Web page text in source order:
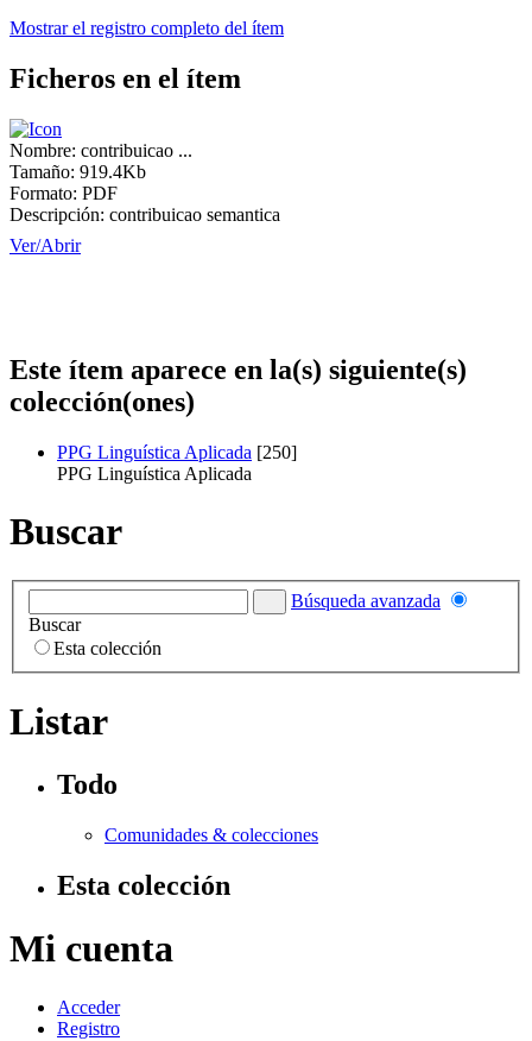
Mostrar el registro completo del ítem
Ficheros en el ítem
Nombre: contribuicao ...
Tamaño: 919.4Kb
Formato: PDF
Descripción: contribuicao semantica
Ver/Abrir
Este ítem aparece en la(s) siguiente(s)
colección(ones)
PPG Linguística Aplicada [250]
PPG Linguística Aplicada
Buscar
Búsqueda avanzada
Buscar
Esta colección
Listar
Todo
Comunidades & colecciones
Esta colección
Mi cuenta
Acceder
Registro